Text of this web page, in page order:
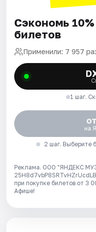
Сэкономь
билетов
Применили: 7 957
1 шаг.
на
2 шаг. Выберите
Реклама. ООО "ЯНДЕКС
25H8d7vbP8SRTvHZrUcdLB
при покупке билетов от 3
Афише!